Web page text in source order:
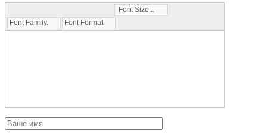
Font Size...
Font Family...
Font Format...